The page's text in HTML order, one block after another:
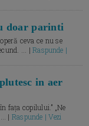
doar parinti
ceva ce nu se
... |Raspunde |
in aer
fața copilului.” „Ne
| Raspunde | Vezi